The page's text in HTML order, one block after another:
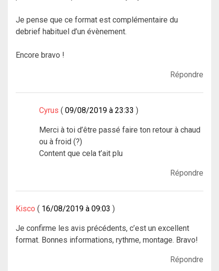
Je pense que ce format est complémentaire du
debrief habituel d’un évènement.
Encore bravo !
Répondre
Cyrus 09/08/2019 à 23:33
Merci à toi d’être passé faire ton retour à chaud
ou à froid (?)
Content que cela t’ait plu
Répondre
Kisco 16/08/2019 à 09:03
Je confirme les avis précédents, c’est un excellent
format. Bonnes informations, rythme, montage. Bravo!
Répondre